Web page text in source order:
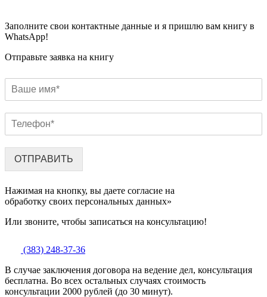
Заполните свои контактные данные и я пришлю вам книгу в
WhatsApp!
Отправьте заявка на книгу
ОТПРАВИТЬ
Нажимая на кнопку, вы даете согласие на
обработку своих персональных данных»
Или звоните, чтобы записаться на консультацию!
(383) 248-37-36
В случае заключения договора на ведение дел, консультация
бесплатна. Во всех остальных случаях стоимость
консультации 2000 рублей (до 30 минут).